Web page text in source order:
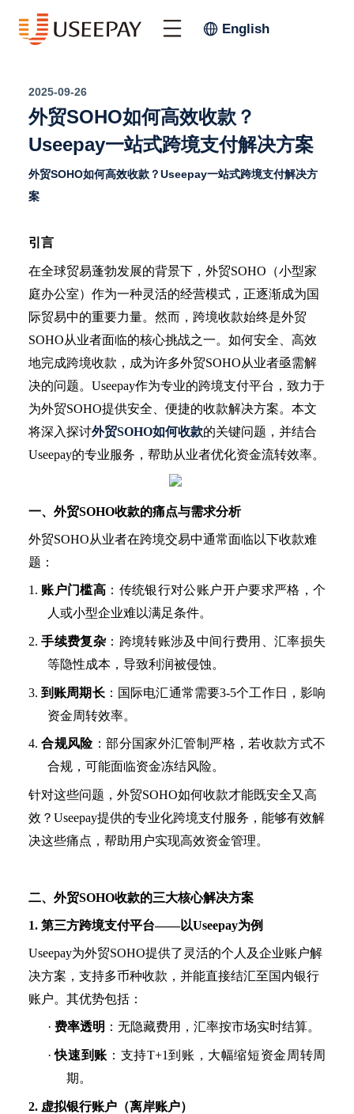
English
2025-09-26
外贸SOHO如何高效收款？
Useepay一站式跨境支付解决方案
外贸SOHO如何高效收款？Useepay一站式跨境支付解决方
案
引言
在全球贸易蓬勃发展的背景下，外贸SOHO（小型家
庭办公室）作为一种灵活的经营模式，正逐渐成为国
际贸易中的重要力量。然而，跨境收款始终是外贸
SOHO从业者面临的核心挑战之一。如何安全、高效
地完成跨境收款，成为许多外贸SOHO从业者亟需解
决的问题。Useepay作为专业的跨境支付平台，致力于
为外贸SOHO提供安全、便捷的收款解决方案。本文
将深入探讨外贸SOHO如何收款的关键问题，并结合
Useepay的专业服务，帮助从业者优化资金流转效率。
一、外贸SOHO收款的痛点与需求分析
外贸SOHO从业者在跨境交易中通常面临以下收款难
题：
1. 账户门槛高 ：传统银行对公账户开户要求严格，个
人或小型企业难以满足条件。
2.手续费复杂 ：跨境转账涉及中间行费用、汇率损失
等隐性成本，导致利润被侵蚀。
3. 到账周期长：国际电汇通常需要3-5个工作日，影响
资金周转效率。
4.合规风险：部分国家外汇管制严格，若收款方式不
合规，可能面临资金冻结风险。
针对这些问题，外贸SOHO如何收款才能既安全又高
效？Useepay提供的专业化跨境支付服务，能够有效解
决这些痛点，帮助用户实现高效资金管理。
二、外贸SOHO收款的三大核心解决方案
1. 第三方跨境支付平台——以Useepay为例
Useepay为外贸SOHO提供了灵活的个人及企业账户解
决方案，支持多币种收款，并能直接结汇至国内银行
账户。其优势包括：
· 费率透明 ：无隐藏费用，汇率按市场实时结算。
·快速到账 ：支持T+1到账，大幅缩短资金周转周
期。
2. 虚拟银行账户（离岸账户）